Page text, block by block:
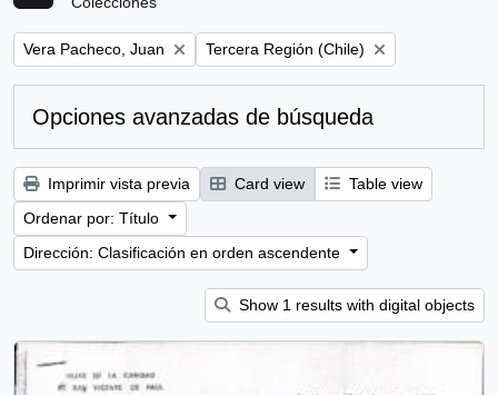
Remove filter:
Vera Pacheco, Juan Remove filter:
Tercera Región (Chile)
Opciones avanzadas de búsqueda
Imprimir vista previa Card view
Table view
Ordenar por: Título
Dirección: Clasificación en orden ascendente
Show 1 results with digital objects